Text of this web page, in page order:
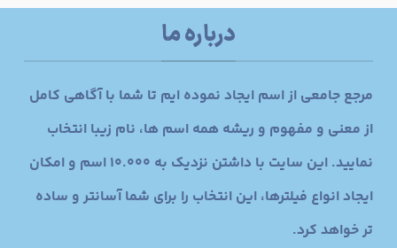
درباره ما
مرجع جامعی از اسم ایجاد نموده ایم تا شما با آگاهی کامل
از معنی و مفهوم و ریشه همه اسم ها، نام زیبا انتخاب
نمایید. این سایت با داشتن نزدیک به 10.000 اسم و امکان
ایجاد انواع فیلترها، این انتخاب را برای شما آسانتر و ساده
تر خواهد کرد.